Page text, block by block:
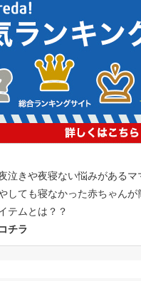
泣きや夜寝ない悩みがあるマ
しても寝なかった赤ちゃん
テムとは？？
チラ